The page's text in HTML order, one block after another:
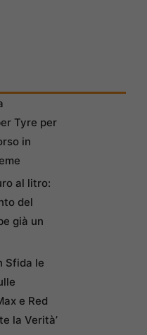
Tyre per
in
al litro:
del
già un
Sfida le
e Red
la Verità’